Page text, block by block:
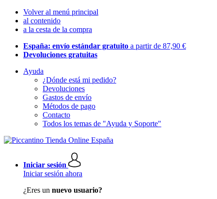
Volver al menú principal
al contenido
a la cesta de la compra
España: envío estándar gratuito a partir de 87,90 €
Devoluciones gratuitas
Ayuda
¿Dónde está mi pedido?
Devoluciones
Gastos de envío
Métodos de pago
Contacto
Todos los temas de "Ayuda y Soporte"
Iniciar sesión
Iniciar sesión ahora
¿Eres un nuevo usuario?